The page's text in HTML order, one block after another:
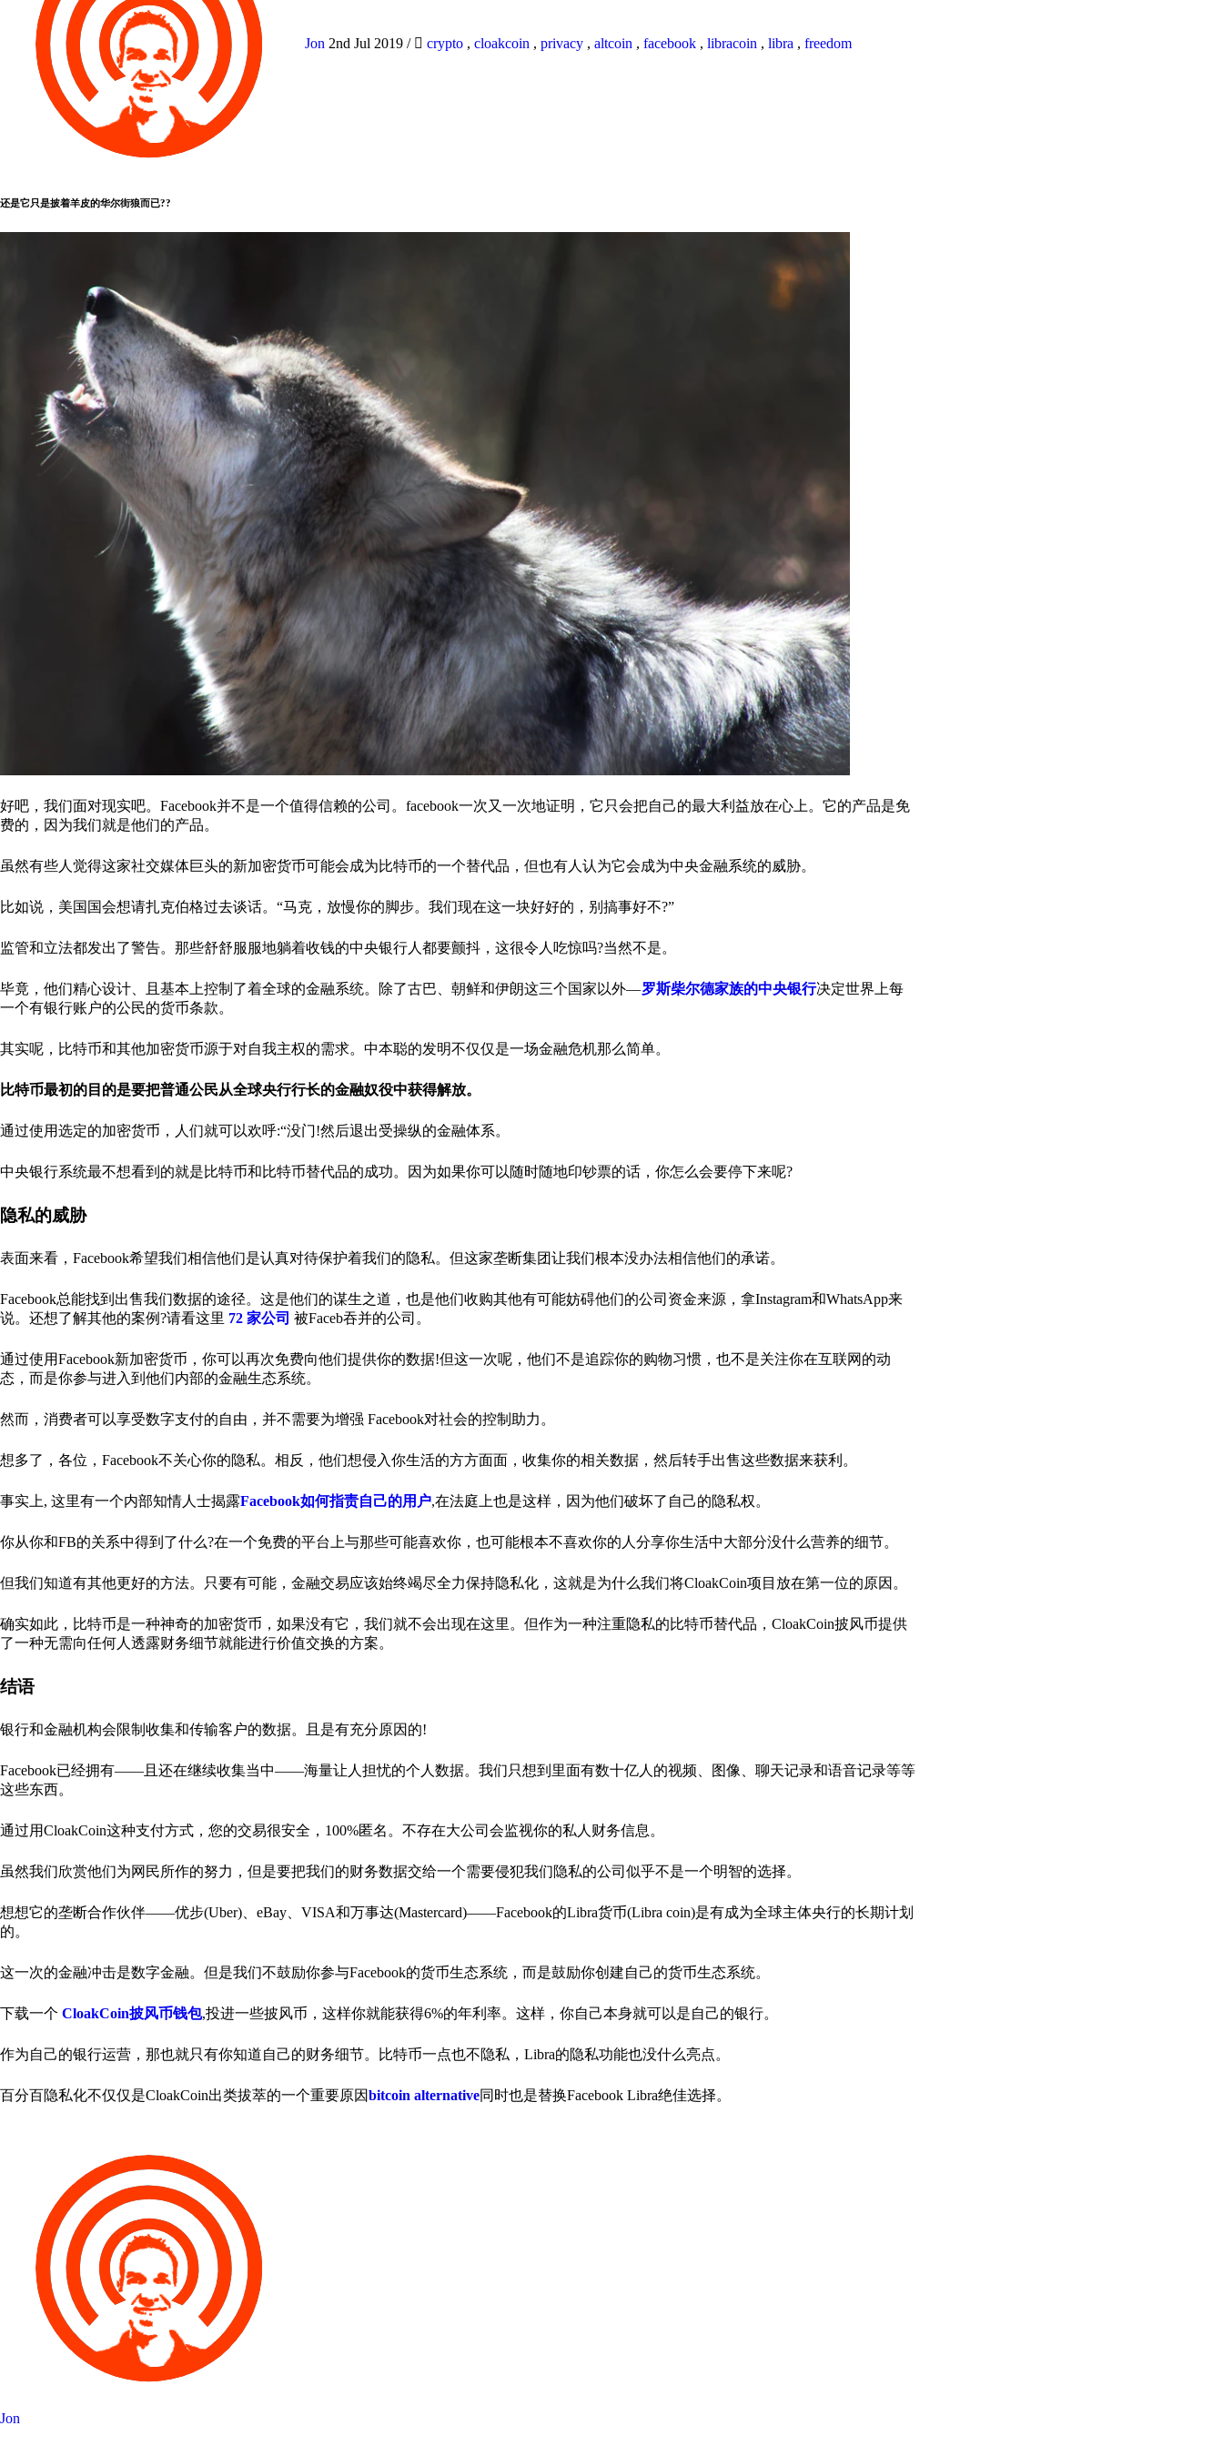
Jon 2nd Jul 2019 / crypto , cloakcoin , privacy , altcoin , facebook , libracoin , libra , freedom
还是它只是披着羊皮的华尔街狼而已??
好吧，我们面对现实吧。Facebook并不是一个值得信赖的公司。facebook一次又一次地证明，它只会把自己的最大利益放在心上。它的产品是免
费的，因为我们就是他们的产品。
虽然有些人觉得这家社交媒体巨头的新加密货币可能会成为比特币的一个替代品，但也有人认为它会成为中央金融系统的威胁。
比如说，美国国会想请扎克伯格过去谈话。“马克，放慢你的脚步。我们现在这一块好好的，别搞事好不?”
监管和立法都发出了警告。那些舒舒服服地躺着收钱的中央银行人都要颤抖，这很令人吃惊吗?当然不是。
毕竟，他们精心设计、且基本上控制了着全球的金融系统。除了古巴、朝鲜和伊朗这三个国家以外—罗斯柴尔德家族的中央银行决定世界上每
一个有银行账户的公民的货币条款。
其实呢，比特币和其他加密货币源于对自我主权的需求。中本聪的发明不仅仅是一场金融危机那么简单。
比特币最初的目的是要把普通公民从全球央行行长的金融奴役中获得解放。
通过使用选定的加密货币，人们就可以欢呼:“没门!然后退出受操纵的金融体系。
中央银行系统最不想看到的就是比特币和比特币替代品的成功。因为如果你可以随时随地印钞票的话，你怎么会要停下来呢?
隐私的威胁
表面来看，Facebook希望我们相信他们是认真对待保护着我们的隐私。但这家垄断集团让我们根本没办法相信他们的承诺。
Facebook总能找到出售我们数据的途径。这是他们的谋生之道，也是他们收购其他有可能妨碍他们的公司资金来源，拿Instagram和WhatsApp来
说。还想了解其他的案例?请看这里 72 家公司 被Faceb吞并的公司。
通过使用Facebook新加密货币，你可以再次免费向他们提供你的数据!但这一次呢，他们不是追踪你的购物习惯，也不是关注你在互联网的动
态，而是你参与进入到他们内部的金融生态系统。
然而，消费者可以享受数字支付的自由，并不需要为增强 Facebook对社会的控制助力。
想多了，各位，Facebook不关心你的隐私。相反，他们想侵入你生活的方方面面，收集你的相关数据，然后转手出售这些数据来获利。
事实上, 这里有一个内部知情人士揭露Facebook如何指责自己的用户,在法庭上也是这样，因为他们破坏了自己的隐私权。
你从你和FB的关系中得到了什么?在一个免费的平台上与那些可能喜欢你，也可能根本不喜欢你的人分享你生活中大部分没什么营养的细节。
但我们知道有其他更好的方法。只要有可能，金融交易应该始终竭尽全力保持隐私化，这就是为什么我们将CloakCoin项目放在第一位的原因。
确实如此，比特币是一种神奇的加密货币，如果没有它，我们就不会出现在这里。但作为一种注重隐私的比特币替代品，CloakCoin披风币提供
了一种无需向任何人透露财务细节就能进行价值交换的方案。
结语
银行和金融机构会限制收集和传输客户的数据。且是有充分原因的!
Facebook已经拥有——且还在继续收集当中——海量让人担忧的个人数据。我们只想到里面有数十亿人的视频、图像、聊天记录和语音记录等等
这些东西。
通过用CloakCoin这种支付方式，您的交易很安全，100%匿名。不存在大公司会监视你的私人财务信息。
虽然我们欣赏他们为网民所作的努力，但是要把我们的财务数据交给一个需要侵犯我们隐私的公司似乎不是一个明智的选择。
想想它的垄断合作伙伴——优步(Uber)、eBay、VISA和万事达(Mastercard)——Facebook的Libra货币(Libra coin)是有成为全球主体央行的长期计划
的。
这一次的金融冲击是数字金融。但是我们不鼓励你参与Facebook的货币生态系统，而是鼓励你创建自己的货币生态系统。
下载一个 CloakCoin披风币钱包,投进一些披风币，这样你就能获得6%的年利率。这样，你自己本身就可以是自己的银行。
作为自己的银行运营，那也就只有你知道自己的财务细节。比特币一点也不隐私，Libra的隐私功能也没什么亮点。
百分百隐私化不仅仅是CloakCoin出类拔萃的一个重要原因bitcoin alternative同时也是替换Facebook Libra绝佳选择。
Jon